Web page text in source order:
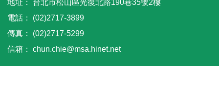
地址：
台北市松山區光復北路190巷35號2樓
電話：
(02)2717-3899
傳真：
(02)2717-5299
信箱：
chun.chie@msa.hinet.net